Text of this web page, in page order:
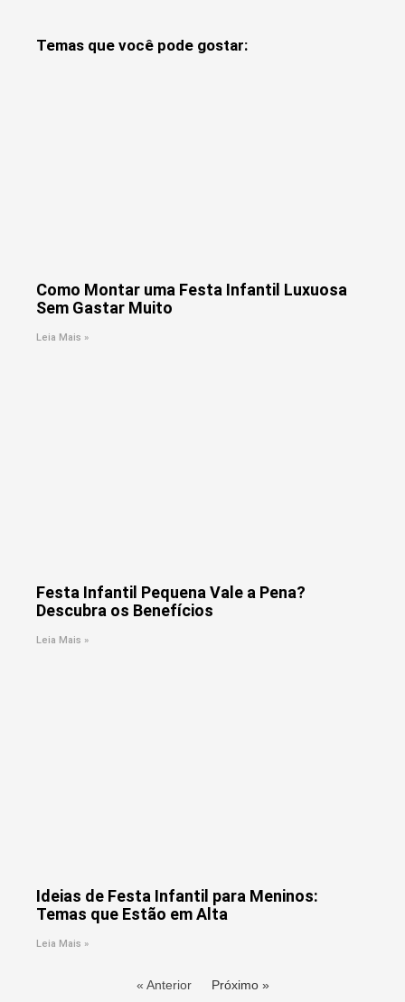
Temas que você pode gostar:
Como Montar uma Festa Infantil Luxuosa
Sem Gastar Muito
Leia Mais »
Festa Infantil Pequena Vale a Pena?
Descubra os Benefícios
Leia Mais »
Ideias de Festa Infantil para Meninos:
Temas que Estão em Alta
Leia Mais »
« Anterior Próximo »